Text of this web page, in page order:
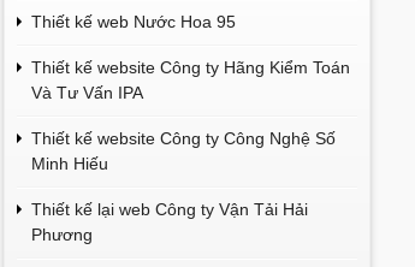
Thiết kế web Nước Hoa 95
Thiết kế website Công ty Hãng Kiểm Toán
Và Tư Vấn IPA
Thiết kế website Công ty Công Nghệ Số
Minh Hiếu
Thiết kế lại web Công ty Vận Tải Hải
Phương